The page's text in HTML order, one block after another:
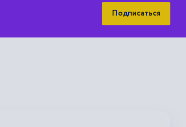
Подписаться